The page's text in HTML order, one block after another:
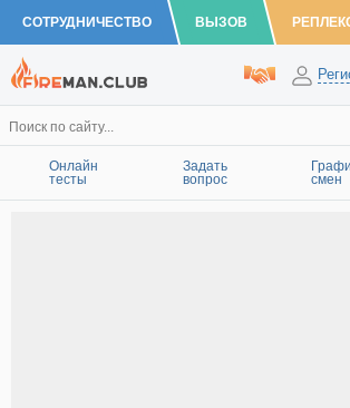
СОТРУДНИЧЕСТВО ВЫЗОВ
Онлайн
тесты
Задать
вопрос
смен